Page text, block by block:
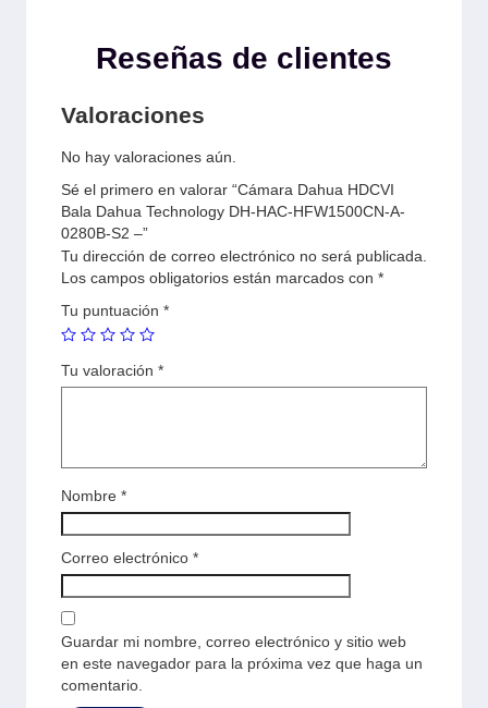
Reseñas de clientes
Valoraciones
No hay valoraciones aún.
Sé el primero en valorar “Cámara Dahua HDCVI
Bala Dahua Technology DH-HAC-HFW1500CN-A-
0280B-S2 –”
Tu dirección de correo electrónico no será publicada.
Los campos obligatorios están marcados con *
Tu puntuación *
Tu valoración *
Nombre *
Correo electrónico *
Guardar mi nombre, correo electrónico y sitio web
en este navegador para la próxima vez que haga un
comentario.